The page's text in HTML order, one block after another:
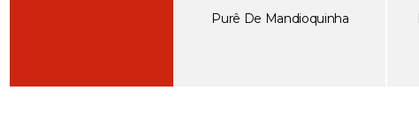
Purê De Mandioquinha